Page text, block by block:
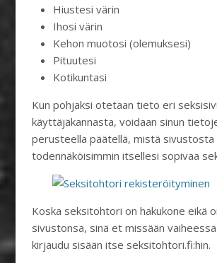
Hiustesi värin
Ihosi värin
Kehon muotosi (olemuksesi)
Pituutesi
Kotikuntasi
Kun pohjaksi otetaan tieto eri
käyttäjäkannasta, voidaan sinun
perusteella päätellä, mistä
todennäköisimmin itsellesi sopivaa
Koska seksitohtori on hakukone eikä
sivustonsa, sinä et missään
kirjaudu sisään itse seksitohtori.fi:hin.